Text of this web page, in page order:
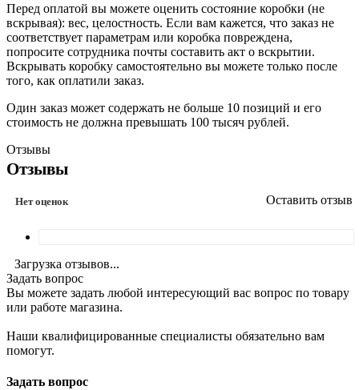
Перед оплатой вы можете оценить состояние коробки (не
вскрывая): вес, целостность. Если вам кажется, что заказ не
соответствует параметрам или коробка повреждена,
попросите сотрудника почты составить акт о вскрытии.
Вскрывать коробку самостоятельно вы можете только после
того, как оплатили заказ.
Один заказ может содержать не больше 10 позиций и его
стоимость не должна превышать 100 тысяч рублей.
Отзывы
Отзывы
Нет оценок Оставить отзыв
Загрузка отзывов...
Задать вопрос
Вы можете задать любой интересующий вас вопрос по товару
или работе магазина.
Наши квалифицированные специалисты обязательно вам
помогут.
Задать вопрос